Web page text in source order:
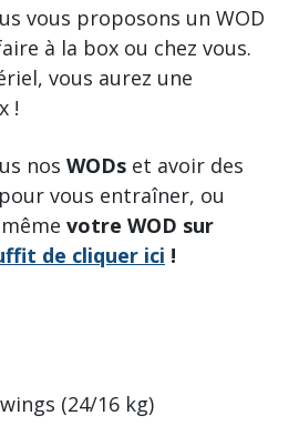
vous proposons un WOD
à la box ou chez vous.
vous aurez une
!
nos WODs et avoir des
vous entraîner, ou
votre WOD sur
de cliquer ici !
(24/16 kg)